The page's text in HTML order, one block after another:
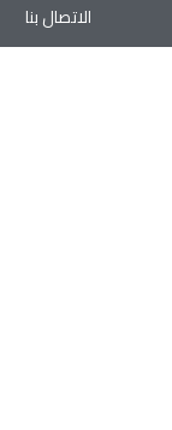
الاتصال بنا